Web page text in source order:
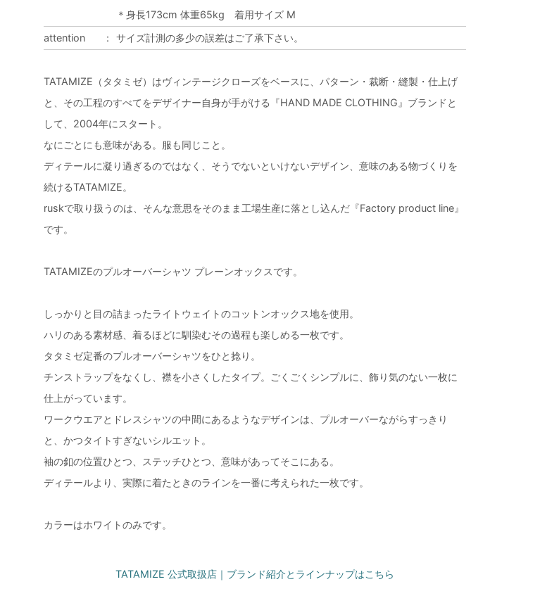
＊身長173cm 体重65kg 着用サイズ M
attention
： サイズ計測の多少の誤差はご了承下さい。
TATAMIZE（タタミゼ）はヴィンテージクローズをベースに、パターン・裁断・縫製・仕上げ
と、その工程のすべてをデザイナー自身が手がける『HAND MADE CLOTHING』ブランドと
して、2004年にスタート。
なにごとにも意味がある。服も同じこと。
ディテールに凝り過ぎるのではなく、そうでないといけないデザイン、意味のある物づくりを
続けるTATAMIZE。
ruskで取り扱うのは、そんな意思をそのまま工場生産に落とし込んだ『Factory product line』
です。
TATAMIZEのプルオーバーシャツ プレーンオックスです。
しっかりと目の詰まったライトウェイトのコットンオックス地を使用。
ハリのある素材感、着るほどに馴染むその過程も楽しめる一枚です。
タタミゼ定番のプルオーバーシャツをひと捻り。
チンストラップをなくし、襟を小さくしたタイプ。ごくごくシンプルに、飾り気のない一枚に
仕上がっています。
ワークウエアとドレスシャツの中間にあるようなデザインは、プルオーバーながらすっきり
と、かつタイトすぎないシルエット。
袖の釦の位置ひとつ、ステッチひとつ、意味があってそこにある。
ディテールより、実際に着たときのラインを一番に考えられた一枚です。
カラーはホワイトのみです。
TATAMIZE 公式取扱店｜ブランド紹介とラインナップはこちら